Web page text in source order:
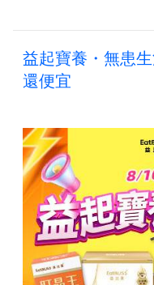
益起寶養・無患
還便宜